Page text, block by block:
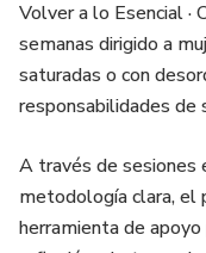
Volver a lo Esencial ·
semanas dirigido a
saturadas o con
responsabilidades de
A través de sesiones
metodología clara, el
herramienta de